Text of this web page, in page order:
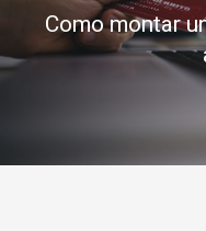
Como montar